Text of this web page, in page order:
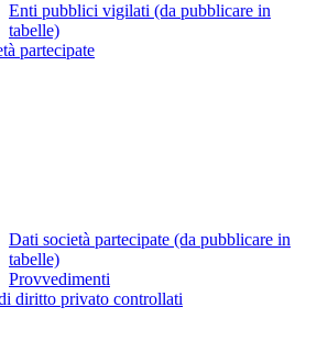
Enti pubblici vigilati (da pubblicare in
tabelle)
partecipate
Dati società partecipate (da pubblicare in
tabelle)
Provvedimenti
diritto privato controllati